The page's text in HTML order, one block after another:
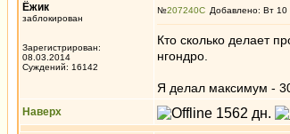
Ёжик
заблокирован
Зарегистрирован:
08.03.2014
Суждений: 16142
№207240 Добавлено: Вт
Кто сколько делает
нгондро.
Я делал максимум -
Наверх